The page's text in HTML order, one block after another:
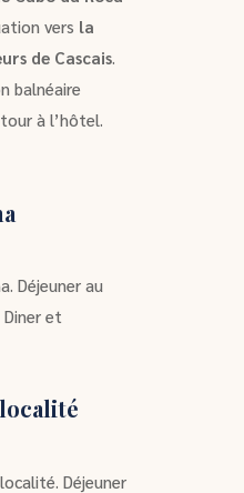
vers la
de Cascais.
balnéaire
à l’hôtel.
Déjeuner au
et
Déjeuner